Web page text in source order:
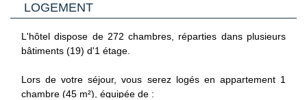
LOGEMENT
L'hôtel dispose de 272 chambres, réparties dans plusieurs
bâtiments (19) d'1 étage.
Lors de votre séjour, vous serez logés en appartement 1
chambre (45 m²), équipée de :